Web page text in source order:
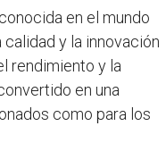
en el mundo
y la innovación
rendimiento y la
en una
como para los